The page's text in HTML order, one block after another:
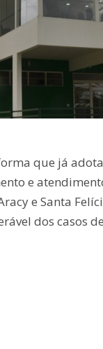
que já
e
e Santa
dos casos